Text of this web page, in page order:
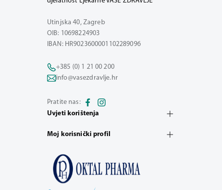
Utinjska 40, Zagreb
OIB: 10698224903
IBAN: HR9023600001102289096
+385 (0) 1 21 00 200
info@vasezdravlje.hr
Pratite nas:
Uvjeti korištenja
Moj korisnički profil